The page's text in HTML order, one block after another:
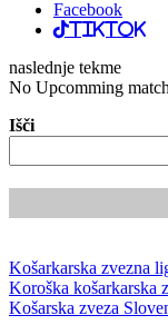
Facebook
TikTok
naslednje tekme
No Upcomming
Išči
Košarkarska zvezna
Koroška košarkarska
Košarska zveza